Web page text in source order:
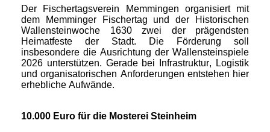
Der Fischertagsverein Memmingen organisiert mit
dem Memminger Fischertag und der Historischen
Wallensteinwoche 1630 zwei der prägendsten
Heimatfeste der Stadt. Die Förderung soll
insbesondere die Ausrichtung der Wallensteinspiele
2026 unterstützen. Gerade bei Infrastruktur, Logistik
und organisatorischen Anforderungen entstehen hier
erhebliche Aufwände.
10.000 Euro für die Mosterei Steinheim